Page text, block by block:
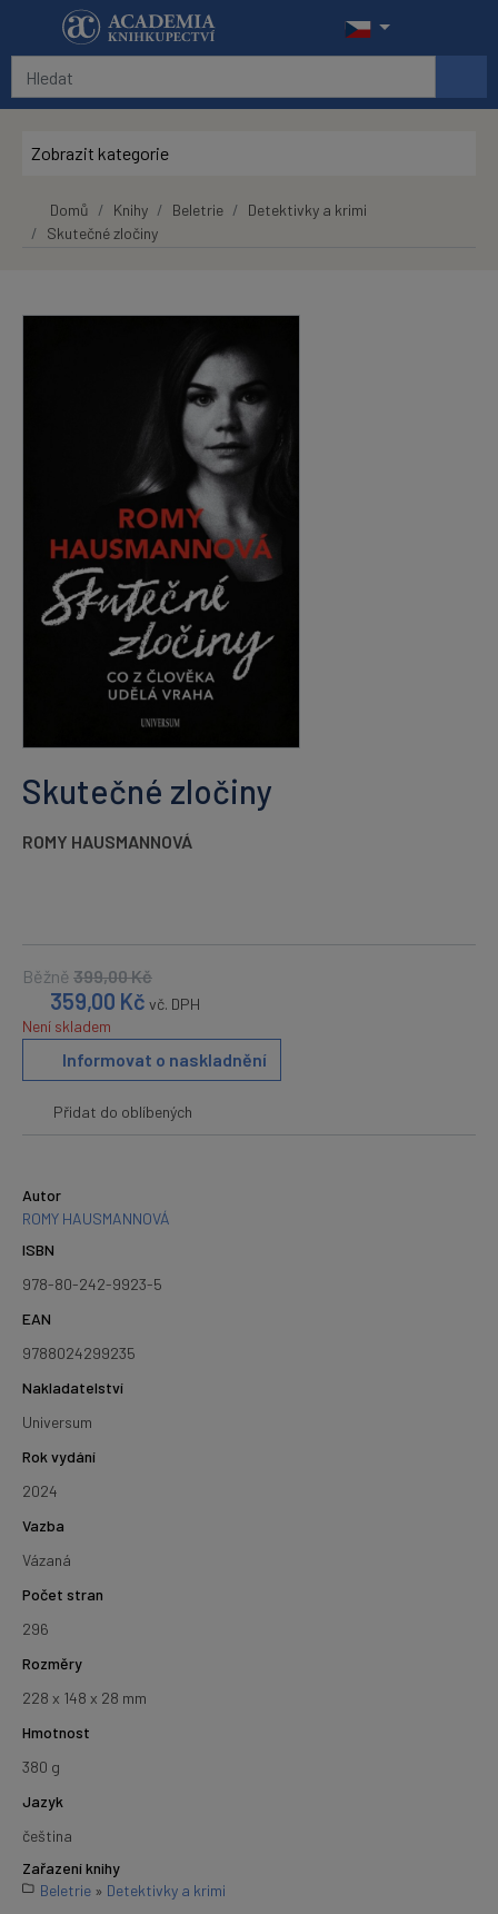
Přeskočit na hlavní obsah
Zobrazit kategorie
Domů Knihy Beletrie
Detektivky a krimi
Skutečné zločiny
Skutečné zločiny
ROMY HAUSMANNOVÁ
Běžně 399,00Kč
359,00 Kč vč. DPH
Není skladem
Informovat o naskladnění
Přidat do oblíbených
Autor
ROMY HAUSMANNOVÁ
ISBN
978-80-242-9923-5
EAN
9788024299235
Nakladatelství
Universum
Rok vydání
2024
Vazba
Vázaná
Počet stran
296
Rozměry
228 x 148 x 28 mm
Hmotnost
380 g
Jazyk
čeština
Zařazení knihy
Beletrie » Detektivky a krimi